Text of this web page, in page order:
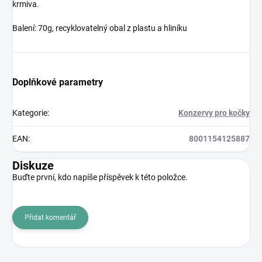
krmiva.
Balení: 70g, recyklovatelný obal z plastu a hliníku
Doplňkové parametry
Kategorie: Konzervy pro kočky
EAN: 8001154125887
Diskuze
Buďte první, kdo napíše příspěvek k této položce.
Přidat komentář